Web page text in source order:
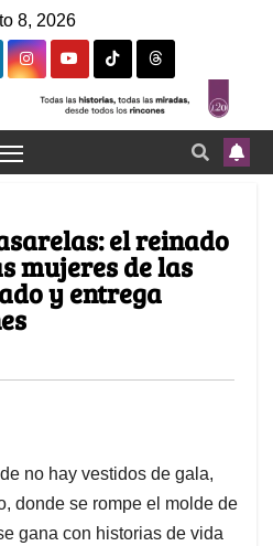
8, 2026
el reinado
mujeres de las
y entrega
no hay vestidos de gala,
donde se rompe el molde de
gana con historias de vida